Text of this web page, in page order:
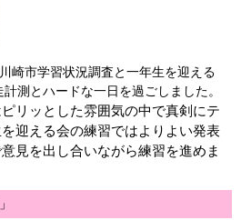
崎市学習状況調査と一年生を迎える
測とハードな一日を過ごしました。
リッとした雰囲気の中で真剣にテ
迎える会の練習ではよりよい発表
見を出し合いながら練習を進めま